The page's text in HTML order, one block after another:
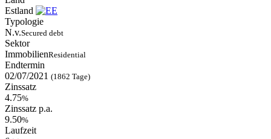
Estland
Typologie
N.v.Secured debt
Sektor
ImmobilienResidential
Endtermin
02/07/2021 (1862 Tage)
Zinssatz
4.75%
Zinssatz p.a.
9.50%
Laufzeit